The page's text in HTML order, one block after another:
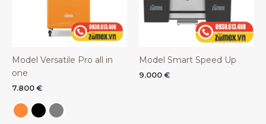
Model Versatile Pro all in
one
7.800 €
Model Smart Speed Up
9.000 €